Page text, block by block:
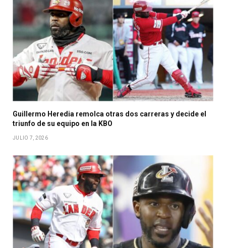
Guillermo Heredia remolca otras dos carreras y decide el
triunfo de su equipo en la KBO
JULIO 7, 2026